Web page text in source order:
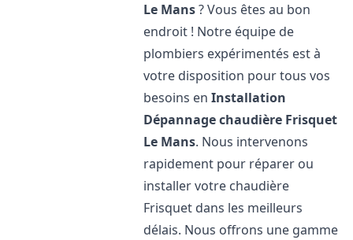
Le Mans? Vous êtes au bon
endroit ! Notre équipe de
plombiers expérimentés est à
votre disposition pour tous vos
besoins enInstallation
Dépannage chaudière Frisquet
Le Mans. Nous intervenons
rapidement pour réparer ou
installer votre chaudière
Frisquet dans les meilleurs
délais. Nous offrons une gamme